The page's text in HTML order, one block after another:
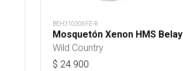
BEH310306FE-R
Mosquetón Xenon HMS Belay
Wild Country
$ 24.900